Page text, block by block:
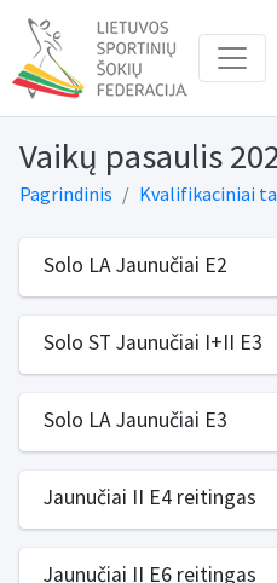
Vaikų pasaulis
Pagrindinis Kvalifikaciniai
Solo LA Jaunučiai E2
Solo ST Jaunučiai I+II E3
Solo LA Jaunučiai E3
Jaunučiai II E4 reitingas
Jaunučiai II E6 reitingas